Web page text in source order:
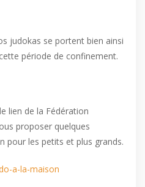
judokas se portent bien ainsi
période de confinement.
lien de la Fédération
proposer quelques
pour les petits et plus grands.
a-la-maison